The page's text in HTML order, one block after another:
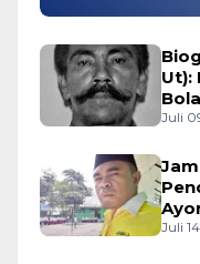
Ut):
Juli
Juli